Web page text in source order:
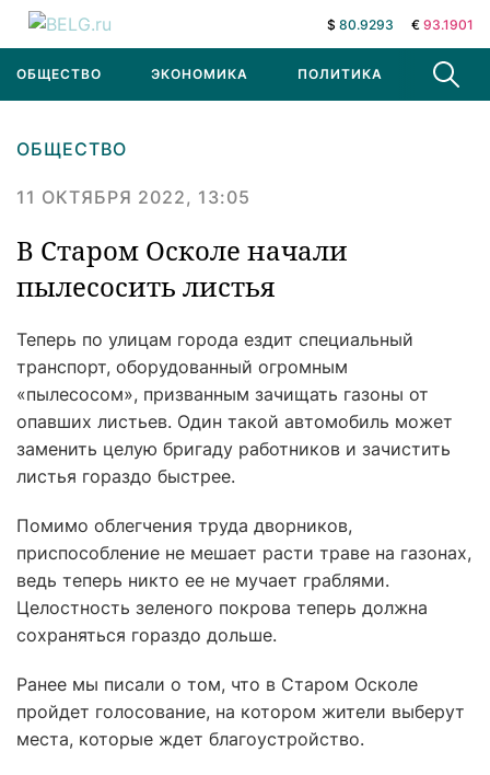
$ 80.9293 € 93.1901
ОБЩЕСТВО ЭКОНОМИКА ПОЛИТИКА В МИРЕ
ОБЩЕСТВО
11 ОКТЯБРЯ 2022, 13:05
В Старом Осколе начали
пылесосить листья
Теперь по улицам города ездит специальный
транспорт, оборудованный огромным
«пылесосом», призванным зачищать газоны от
опавших листьев. Один такой автомобиль может
заменить целую бригаду работников и зачистить
листья гораздо быстрее.
Помимо облегчения труда дворников,
приспособление не мешает расти траве на газонах,
ведь теперь никто ее не мучает граблями.
Целостность зеленого покрова теперь должна
сохраняться гораздо дольше.
Ранее мы писали о том, что в Старом Осколе
пройдет голосование, на котором жители выберут
места, которые ждет благоустройство.